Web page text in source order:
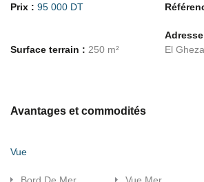
Prix : 95 000 DT
Surface terrain : 250 m²
El
Avantages et commodités
Vue
Bord De Mer Vue Mer